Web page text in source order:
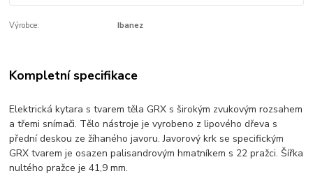
Výrobce: Ibanez
Kompletní specifikace
Elektrická kytara s tvarem těla GRX s širokým zvukovým rozsahem
a třemi snímači. Tělo nástroje je vyrobeno z lipového dřeva s
přední deskou ze žíhaného javoru. Javorový krk se specifickým
GRX tvarem je osazen palisandrovým hmatníkem s 22 pražci. Šířka
nultého pražce je 41,9 mm.